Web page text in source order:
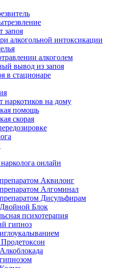
запоя
алкогольной интоксикации
алкоголем
вывод из запоя
в стационаре
наркотиков на дому
помощь
скорая
онлайн
Аквилонг
Алгоминал
Дисульфирам
Блок
психотерапия
гипноз